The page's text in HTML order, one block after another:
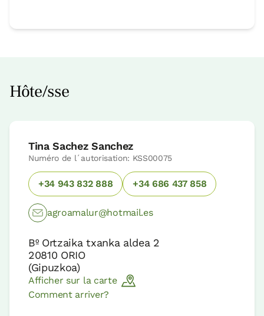
Hôte/sse
Tina Sachez Sanchez
Numéro de l´autorisation: KSS00075
+34 943 832 888 +34 686 437 858
agroamalur@hotmail.es
Bº Ortzaika txanka aldea 2
20810 ORIO
(Gipuzkoa)
Afficher sur la carte
Comment arriver?